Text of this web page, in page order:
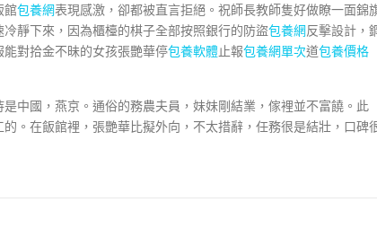
館包養網表現感激，卻都被直言拒絕。祝師長教師隻好做瞭一面錦
冷靜下來，因為櫃檯的棋子全部按照銀行的防盜包養網反擊設計，
對拾金不昧的女孩張艷華停包養軟體止報包養網單次道包養價格
中國，燕京。通俗的務農夫員，妹妹剛結業，傢裡並不富饒。此
。在飯館裡，張艷華比擬外向，不太措辭，任務很是結壯，口碑